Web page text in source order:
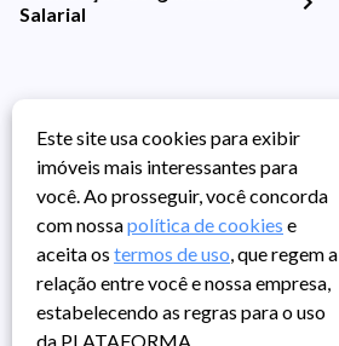
Salarial
Este site usa cookies para exibir
imóveis mais interessantes para
você. Ao prosseguir, você concorda
com nossapolítica de cookies e
aceita os termos de uso, que regem a
relação entre você e nossa empresa,
estabelecendo as regras para o uso
da PLATAFORMA.